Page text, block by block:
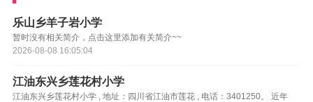
乐山乡羊子岩小学
暂时没有相关简介，点击这里添加有关简介~~
2026-08-08 16:05:04
江油东兴乡莲花村小学
江油东兴乡莲花村小学 , 地址：四川省江油市莲花 , 电话：3401250。 近年